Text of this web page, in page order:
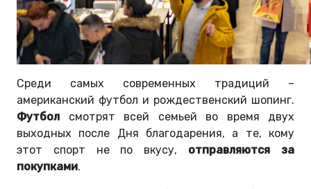
Среди самых современных традиций –
американский футбол и рождественский шопинг.
Футбол смотрят всей семьей во время двух
выходных после Дня благодарения, а те, кому
этот спорт не по вкусу, отправляются за
покупками.